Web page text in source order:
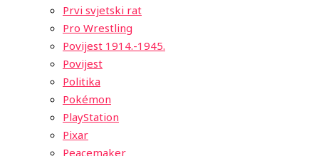
Prvi svjetski rat
Pro Wrestling
Povijest 1914.-1945.
Povijest
Politika
Pokémon
PlayStation
Pixar
Peacemaker